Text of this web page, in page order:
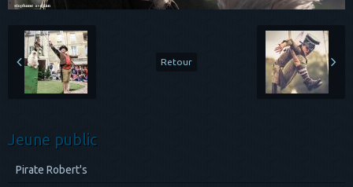
Retour
Jeune public
Pirate Robert's